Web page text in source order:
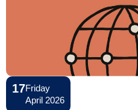
17Friday
April 2026
Conference